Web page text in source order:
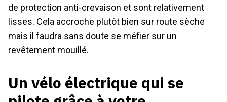
de protection anti-crevaison et sont relativement
lisses. Cela accroche plutôt bien sur route sèche
mais il faudra sans doute se méfier sur un
revêtement mouillé.
Un vélo électrique qui se